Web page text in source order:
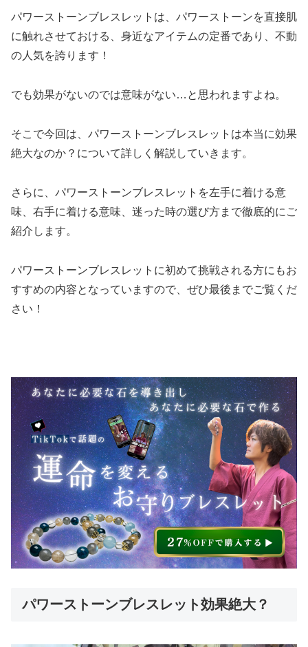
パワーストーンブレスレットは、パワーストーンを直接肌
に触れさせておける、身近なアイテムの定番であり、不動
の人気を誇ります！
でも効果がないのでは意味がない…と思われますよね。
そこで今回は、パワーストーンブレスレットは本当に効果
絶大なのか？について詳しく解説していきます。
さらに、パワーストーンブレスレットを左手に着ける意
味、右手に着ける意味、迷った時の選び方まで徹底的にご
紹介します。
パワーストーンブレスレットに初めて挑戦される方にもお
すすめの内容となっていますので、ぜひ最後までご覧くだ
さい！
パワーストーンブレスレット効果絶大？